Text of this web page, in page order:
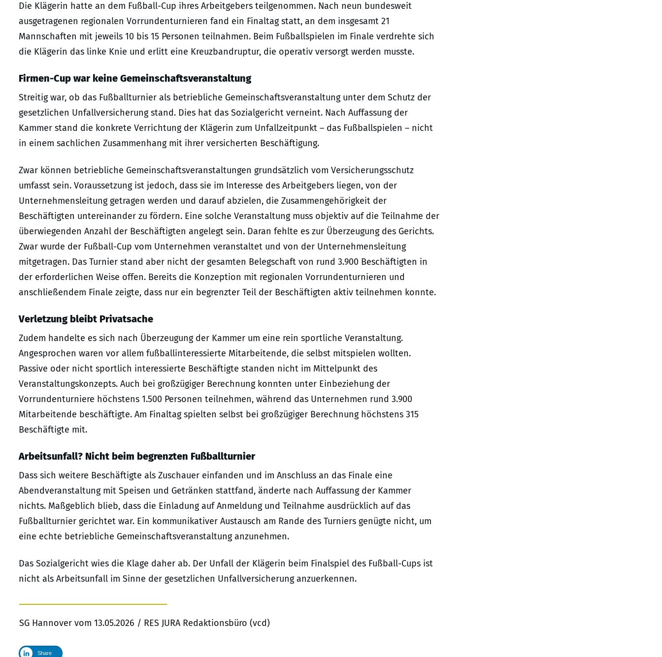
Die Klägerin hatte an dem Fußball-Cup ihres Arbeitgebers teilgenommen. Nach neun bundesweit
ausgetragenen regionalen Vorrundenturnieren fand ein Finaltag statt, an dem insgesamt 21
Mannschaften mit jeweils 10 bis 15 Personen teilnahmen. Beim Fußballspielen im Finale verdrehte sich
die Klägerin das linke Knie und erlitt eine Kreuzbandruptur, die operativ versorgt werden musste.
Firmen-Cup war keine Gemeinschaftsveranstaltung
Streitig war, ob das Fußballturnier als betriebliche Gemeinschaftsveranstaltung unter dem Schutz der
gesetzlichen Unfallversicherung stand. Dies hat das Sozialgericht verneint. Nach Auffassung der
Kammer stand die konkrete Verrichtung der Klägerin zum Unfallzeitpunkt – das Fußballspielen – nicht
in einem sachlichen Zusammenhang mit ihrer versicherten Beschäftigung.
Zwar können betriebliche Gemeinschaftsveranstaltungen grundsätzlich vom Versicherungsschutz
umfasst sein. Voraussetzung ist jedoch, dass sie im Interesse des Arbeitgebers liegen, von der
Unternehmensleitung getragen werden und darauf abzielen, die Zusammengehörigkeit der
Beschäftigten untereinander zu fördern. Eine solche Veranstaltung muss objektiv auf die Teilnahme der
überwiegenden Anzahl der Beschäftigten angelegt sein. Daran fehlte es zur Überzeugung des Gerichts.
Zwar wurde der Fußball-Cup vom Unternehmen veranstaltet und von der Unternehmensleitung
mitgetragen. Das Turnier stand aber nicht der gesamten Belegschaft von rund 3.900 Beschäftigten in
der erforderlichen Weise offen. Bereits die Konzeption mit regionalen Vorrundenturnieren und
anschließendem Finale zeigte, dass nur ein begrenzter Teil der Beschäftigten aktiv teilnehmen konnte.
Verletzung bleibt Privatsache
Zudem handelte es sich nach Überzeugung der Kammer um eine rein sportliche Veranstaltung.
Angesprochen waren vor allem fußballinteressierte Mitarbeitende, die selbst mitspielen wollten.
Passive oder nicht sportlich interessierte Beschäftigte standen nicht im Mittelpunkt des
Veranstaltungskonzepts. Auch bei großzügiger Berechnung konnten unter Einbeziehung der
Vorrundenturniere höchstens 1.500 Personen teilnehmen, während das Unternehmen rund 3.900
Mitarbeitende beschäftigte. Am Finaltag spielten selbst bei großzügiger Berechnung höchstens 315
Beschäftigte mit.
Arbeitsunfall? Nicht beim begrenzten Fußballturnier
Dass sich weitere Beschäftigte als Zuschauer einfanden und im Anschluss an das Finale eine
Abendveranstaltung mit Speisen und Getränken stattfand, änderte nach Auffassung der Kammer
nichts. Maßgeblich blieb, dass die Einladung auf Anmeldung und Teilnahme ausdrücklich auf das
Fußballturnier gerichtet war. Ein kommunikativer Austausch am Rande des Turniers genügte nicht, um
eine echte betriebliche Gemeinschaftsveranstaltung anzunehmen.
Das Sozialgericht wies die Klage daher ab. Der Unfall der Klägerin beim Finalspiel des Fußball-Cups ist
nicht als Arbeitsunfall im Sinne der gesetzlichen Unfallversicherung anzuerkennen.
SG Hannover vom 13.05.2026 / RES JURA Redaktionsbüro (vcd)
Share